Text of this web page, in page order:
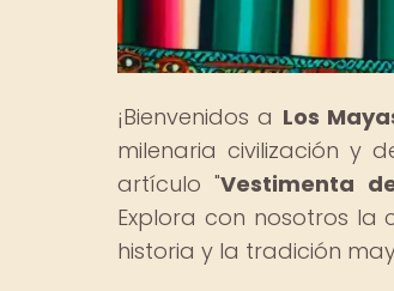
¡Bienvenidos a Los
milenaria civilización y
artículo "Vestimenta
Explora con nosotros la
historia y la tradición